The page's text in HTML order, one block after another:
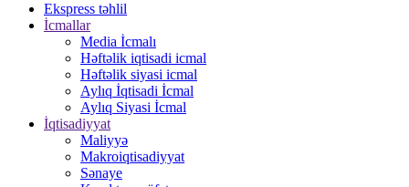
Ekspress təhlil
İcmallar
Media İcmalı
Həftəlik iqtisadi icmal
Həftəlik siyasi icmal
Aylıq İqtisadi İcmal
Aylıq Siyasi İcmal
İqtisadiyyat
Maliyyə
Makroiqtisadiyyat
Sənaye